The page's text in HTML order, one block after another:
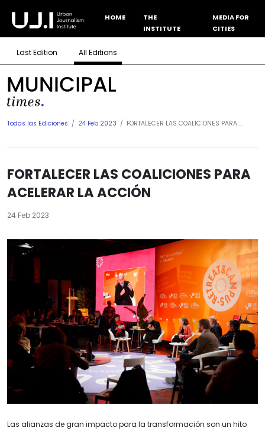
HOME
THE
INSTITUTE
MEDIA FOR
CITIES
Last Edition All Editions
Todas las Ediciones 24 Feb 2023 FORTALECER LAS COALICIONES PARA ...
FORTALECER LAS COALICIONES PARA
ACELERAR LA ACCIÓN
24 Feb 2023
Las alianzas de gran impacto para la transformación son un hito